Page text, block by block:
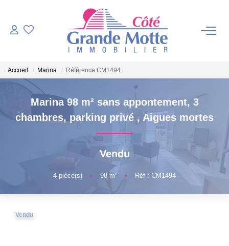
VENTES
ESTIMATION
VENDRE
NOTRE AGENCE
Accueil Marina Référence CM1494
Marina 98 m² sans appontement, 3
chambres, parking privé , Aigues mortes
Vendu
4 pièce(s) • 98 m² • Réf : CM1494
Vendu